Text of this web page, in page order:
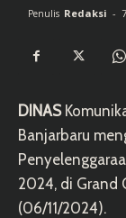
Penulis Redaksi -
DINAS
Banjarbaru
2024, di Grand
(06/11/2024).